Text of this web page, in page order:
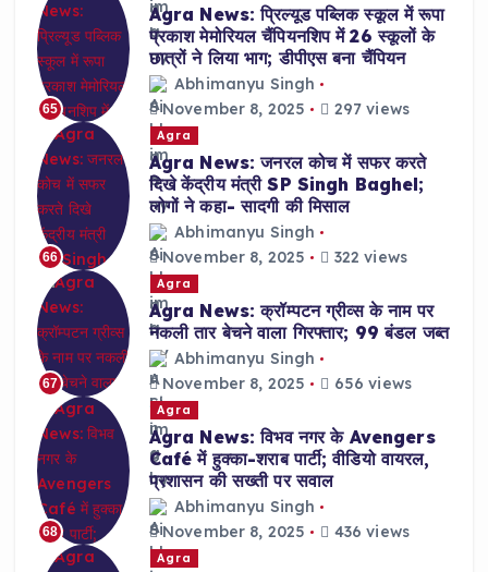
65
Agra News: प्रिल्यूड पब्लिक स्कूल में रूपा
प्रकाश मेमोरियल चैंपियनशिप में 26 स्कूलों के
छात्रों ने लिया भाग; डीपीएस बना चैंपियन
Abhimanyu Singh
November 8, 2025
297 views
66
Agra
Agra News: जनरल कोच में सफर करते
दिखे केंद्रीय मंत्री SP Singh Baghel;
लोगों ने कहा- सादगी की मिसाल
Abhimanyu Singh
November 8, 2025
322 views
67
Agra
Agra News: क्रॉम्पटन ग्रीव्स के नाम पर
नकली तार बेचने वाला गिरफ्तार; 99 बंडल जब्त
Abhimanyu Singh
November 8, 2025
656 views
68
Agra
Agra News: विभव नगर के Avengers
Café में हुक्का-शराब पार्टी; वीडियो वायरल,
प्रशासन की सख्ती पर सवाल
Abhimanyu Singh
November 8, 2025
436 views
Agra